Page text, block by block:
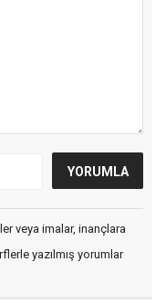
veya imalar, inançlara
yazılmış yorumlar